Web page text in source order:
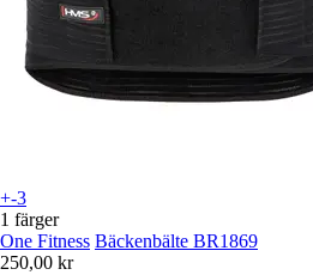
+-3
1 färger
One Fitness Bäckenbälte BR1869
250,00 kr